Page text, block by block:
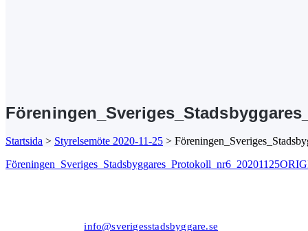
Startsida > Styrelsemöte 2020-11-25 >
Tel: 08−20 19 85info@sverigesstadsbyggare.se